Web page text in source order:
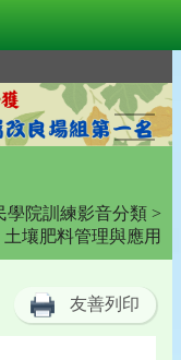
學院訓練影音分類 >
土壤肥料管理與應用
友善列印